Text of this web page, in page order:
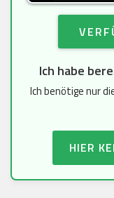
Ich habe
Ich benötige nur
HIER